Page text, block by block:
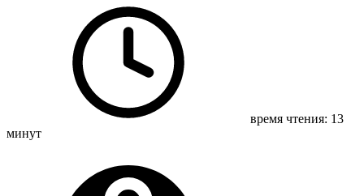
время чтения: 13
минут